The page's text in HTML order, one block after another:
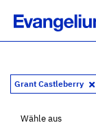
Grant Castleberry
Wähle aus